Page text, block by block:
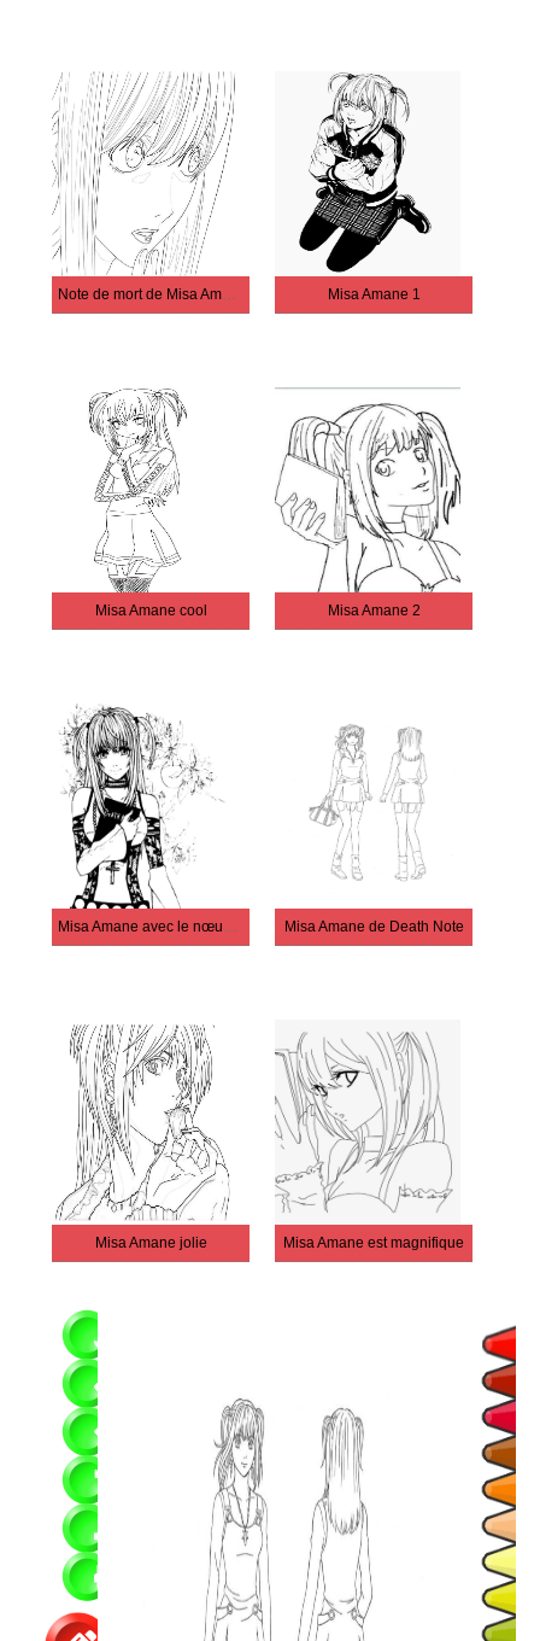
Note de mort de Misa Amane Misa Amane 1
Misa Amane cool Misa Amane 2
Misa Amane avec le nœud de la mort Misa Amane de Death Note
Misa Amane jolie Misa Amane est magnifique